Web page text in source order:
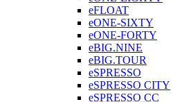
eFLOAT
eONE-SIXTY
eONE-FORTY
eBIG.NINE
eBIG.TOUR
eSPRESSO
eSPRESSO CITY
eSPRESSO CC